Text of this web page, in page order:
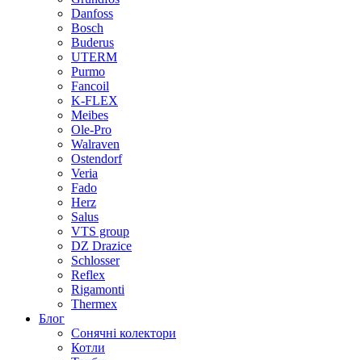
Danfoss
Bosch
Buderus
UTERM
Purmo
Fancoil
K-FLEX
Meibes
Ole-Pro
Walraven
Ostendorf
Veria
Fado
Herz
Salus
VTS group
DZ Drazice
Schlosser
Reflex
Rigamonti
Thermex
Блог
Сонячні колектори
Котли